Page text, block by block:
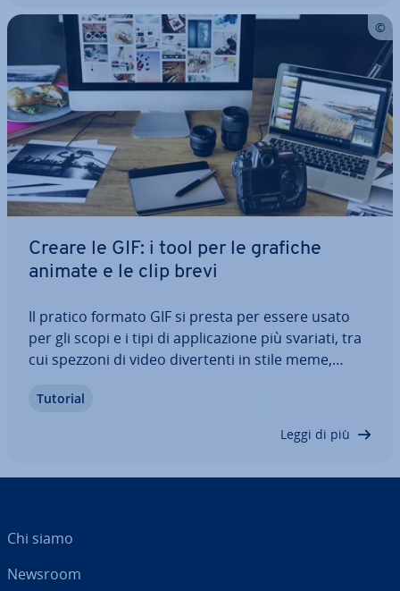
Creare le GIF: i tool per le grafiche
animate e le clip brevi
Il pratico formato GIF si presta per essere usato
per gli scopi e i tipi di ap­pli­ca­zio­ne più svariati, tra
cui spezzoni di video di­ver­ten­ti in stile meme,
Salva più immagini nella forma compressa in un
Tutorial
Leggi di più
Chi siamo
Newsroom